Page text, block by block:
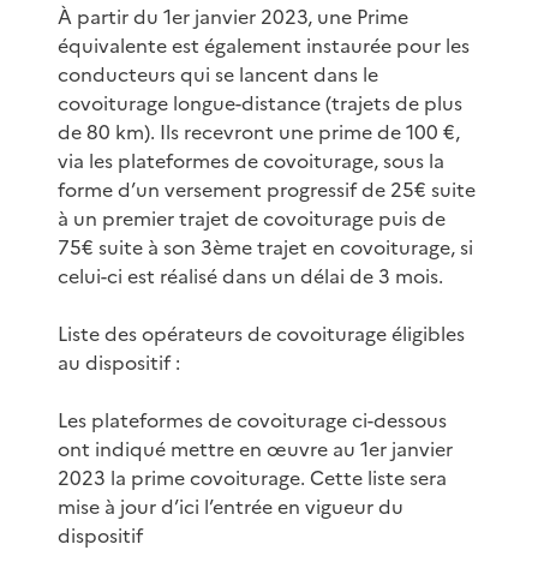
À partir du 1er janvier 2023, une Prime
équivalente est également instaurée pour les
conducteurs qui se lancent dans le
covoiturage longue-distance (trajets de plus
de 80 km). Ils recevront une prime de 100 €,
via les plateformes de covoi­turage, sous la
forme d’un versement progressif de 25€ suite
à un premier trajet de covoiturage puis de
75€ suite à son 3ème trajet en covoiturage, si
celui-ci est réalisé dans un délai de 3 mois.
Liste des opérateurs de covoiturage éligibles
au dispositif :
Les plateformes de covoiturage ci-dessous
ont indiqué mettre en œuvre au 1er janvier
2023 la prime covoiturage. Cette liste sera
mise à jour d’ici l’entrée en vigueur du
dispositif